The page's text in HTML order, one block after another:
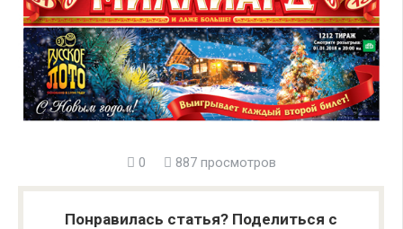
0 887 просмотров
Понравилась статья? Поделиться с